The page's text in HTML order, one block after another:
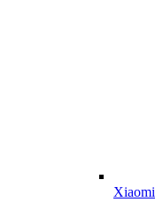
Xiaomi